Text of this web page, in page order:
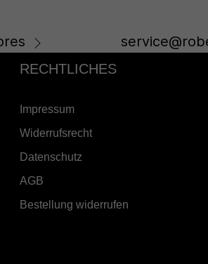
RECHTLICHES
Impressum
Widerrufsrecht
Datenschutz
AGB
Bestellung widerrufen